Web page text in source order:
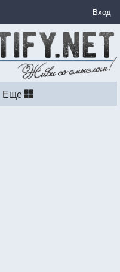
Вход
Еще